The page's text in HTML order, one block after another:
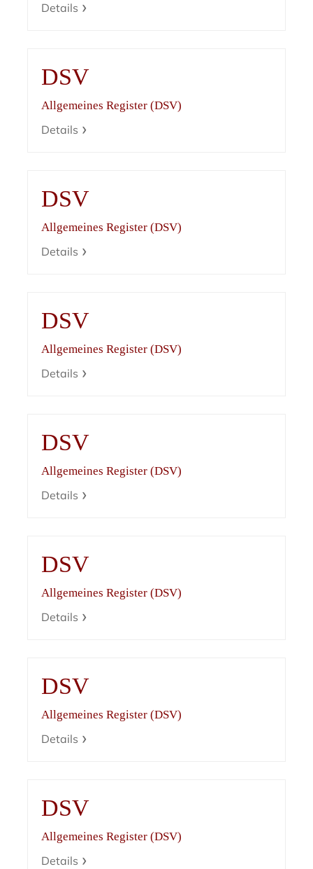
Details
DSV
Allgemeines Register (DSV)
Details
DSV
Allgemeines Register (DSV)
Details
DSV
Allgemeines Register (DSV)
Details
DSV
Allgemeines Register (DSV)
Details
DSV
Allgemeines Register (DSV)
Details
DSV
Allgemeines Register (DSV)
Details
DSV
Allgemeines Register (DSV)
Details